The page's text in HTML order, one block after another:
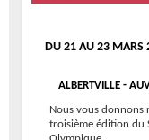
DU 21 AU 23 MARS
ALBERTVILLE -
Nous vous donnons
troisième édition du